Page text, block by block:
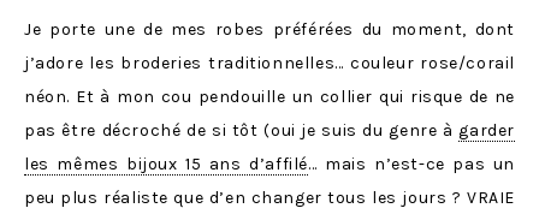
Je porte une de mes robes préférées du moment, dont
j’adore les broderies traditionnelles… couleur rose/corail
néon. Et à mon cou pendouille un collier qui risque de ne
pas être décroché de si tôt (oui je suis du genre à garder
les mêmes bijoux 15 ans d’affilé… mais n’est-ce pas un
peu plus réaliste que d’en changer tous les jours ? VRAIE